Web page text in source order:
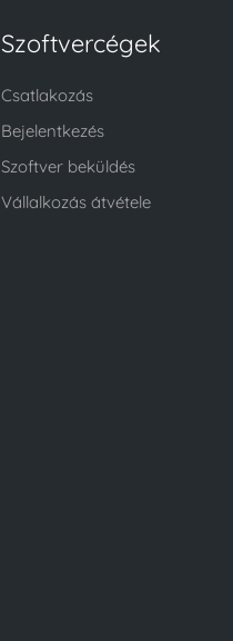
Szoftvercégek
Csatlakozás
Bejelentkezés
Szoftver beküldés
Vállalkozás átvétele